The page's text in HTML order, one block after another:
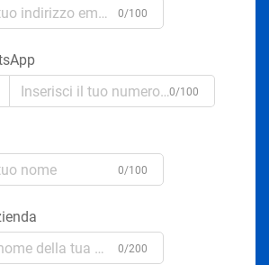
0/100
0/100
0/100
0/200